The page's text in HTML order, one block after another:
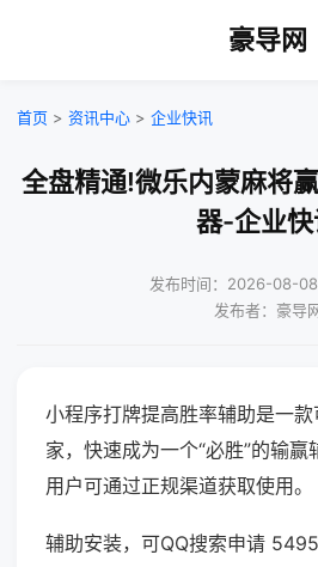
豪导网
首页 > 资讯中心 > 企业快讯
全盘精通!微乐内蒙麻将
器-企业
发布时间：2026-08-08
发布者：豪导
小程序打牌提高胜率辅助是一
家，快速成为一个“必胜”的输
用户可通过正规渠道获取使用。
辅助安装，可QQ搜索申请